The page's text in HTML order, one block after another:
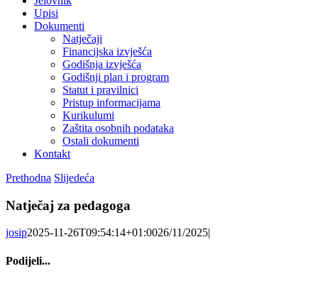
Upisi
Dokumenti
Natječaji
Financijska izvješća
Godišnja izvješća
Godišnji plan i program
Statut i pravilnici
Pristup informacijama
Kurikulumi
Zaštita osobnih podataka
Ostali dokumenti
Kontakt
Prethodna Slijedeća
Natječaj za pedagoga
josip2025-11-26T09:54:14+01:0026/11/2025|
Podijeli...